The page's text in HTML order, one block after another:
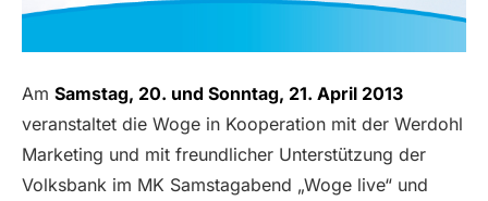
Am Samstag, 20. und Sonntag, 21. April 2013
veranstaltet die Woge in Kooperation mit der Werdohl
Marketing und mit freundlicher Unterstützung der
Volksbank im MK Samstagabend „Woge live“ und